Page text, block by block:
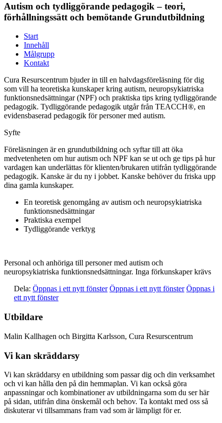
Autism och tydliggörande pedagogik – teori,
förhållningssätt och bemötande Grundutbildning
Start
Innehåll
Målgrupp
Kontakt
Cura Resurscentrum bjuder in till en halvdagsföreläsning för dig
som vill ha teoretiska kunskaper kring autism, neuropsykiatriska
funktionsnedsättningar (NPF) och praktiska tips kring tydliggörande
pedagogik. Tydliggörande pedagogik utgår från TEACCH®, en
evidensbaserad pedagogik för personer med autism.
Syfte
Föreläsningen är en grundutbildning och syftar till att öka
medvetenheten om hur autism och NPF kan se ut och ge tips på hur
vardagen kan underlättas för klienten/brukaren utifrån tydliggörande
pedagogik. Kanske är du ny i jobbet. Kanske behöver du friska upp
dina gamla kunskaper.
En teoretisk genomgång av autism och neuropsykiatriska
funktionsnedsättningar
Praktiska exempel
Tydliggörande verktyg
Personal och anhöriga till personer med autism och
neuropsykiatriska funktionsnedsättningar. Inga förkunskaper krävs
Dela: Öppnas i ett nytt fönster Öppnas i ett nytt fönster Öppnas i
ett nytt fönster
Utbildare
Malin Kallhagen och Birgitta Karlsson, Cura Resurscentrum
Vi kan skräddarsy
Vi kan skräddarsy en utbildning som passar dig och din verksamhet
och vi kan hålla den på din hemmaplan. Vi kan också göra
anpassningar och kombinationer av utbildningarna som du ser här
på sidan, utifrån dina önskemål och behov. Ta kontakt med oss så
diskuterar vi tillsammans fram vad som är lämpligt för er.